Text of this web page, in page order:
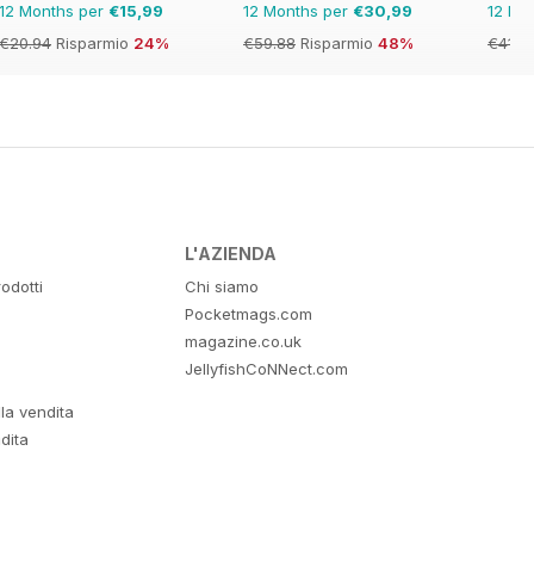
12 Months per €15,99
€20.94 Risparmio 24%
12 Months per €30,99
€59.88 Risparmio 48%
12
vendita
L'AZIENDA
Chi siamo
Pocketmags.com
magazine.co.uk
JellyfishCoNNect.com